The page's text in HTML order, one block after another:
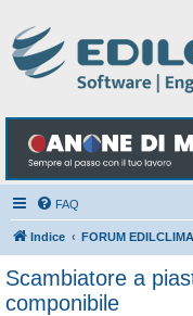
FAQ
Indice FORUM EDILCLIMA
Scambiatore a
componibile